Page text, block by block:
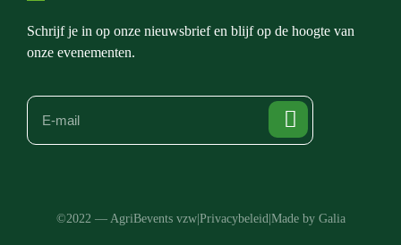
Schrijf je in op onze nieuwsbrief en blijf op de hoogte van
onze evenementen.
©2022 — AgriBevents vzw| Privacybeleid Made by Galia